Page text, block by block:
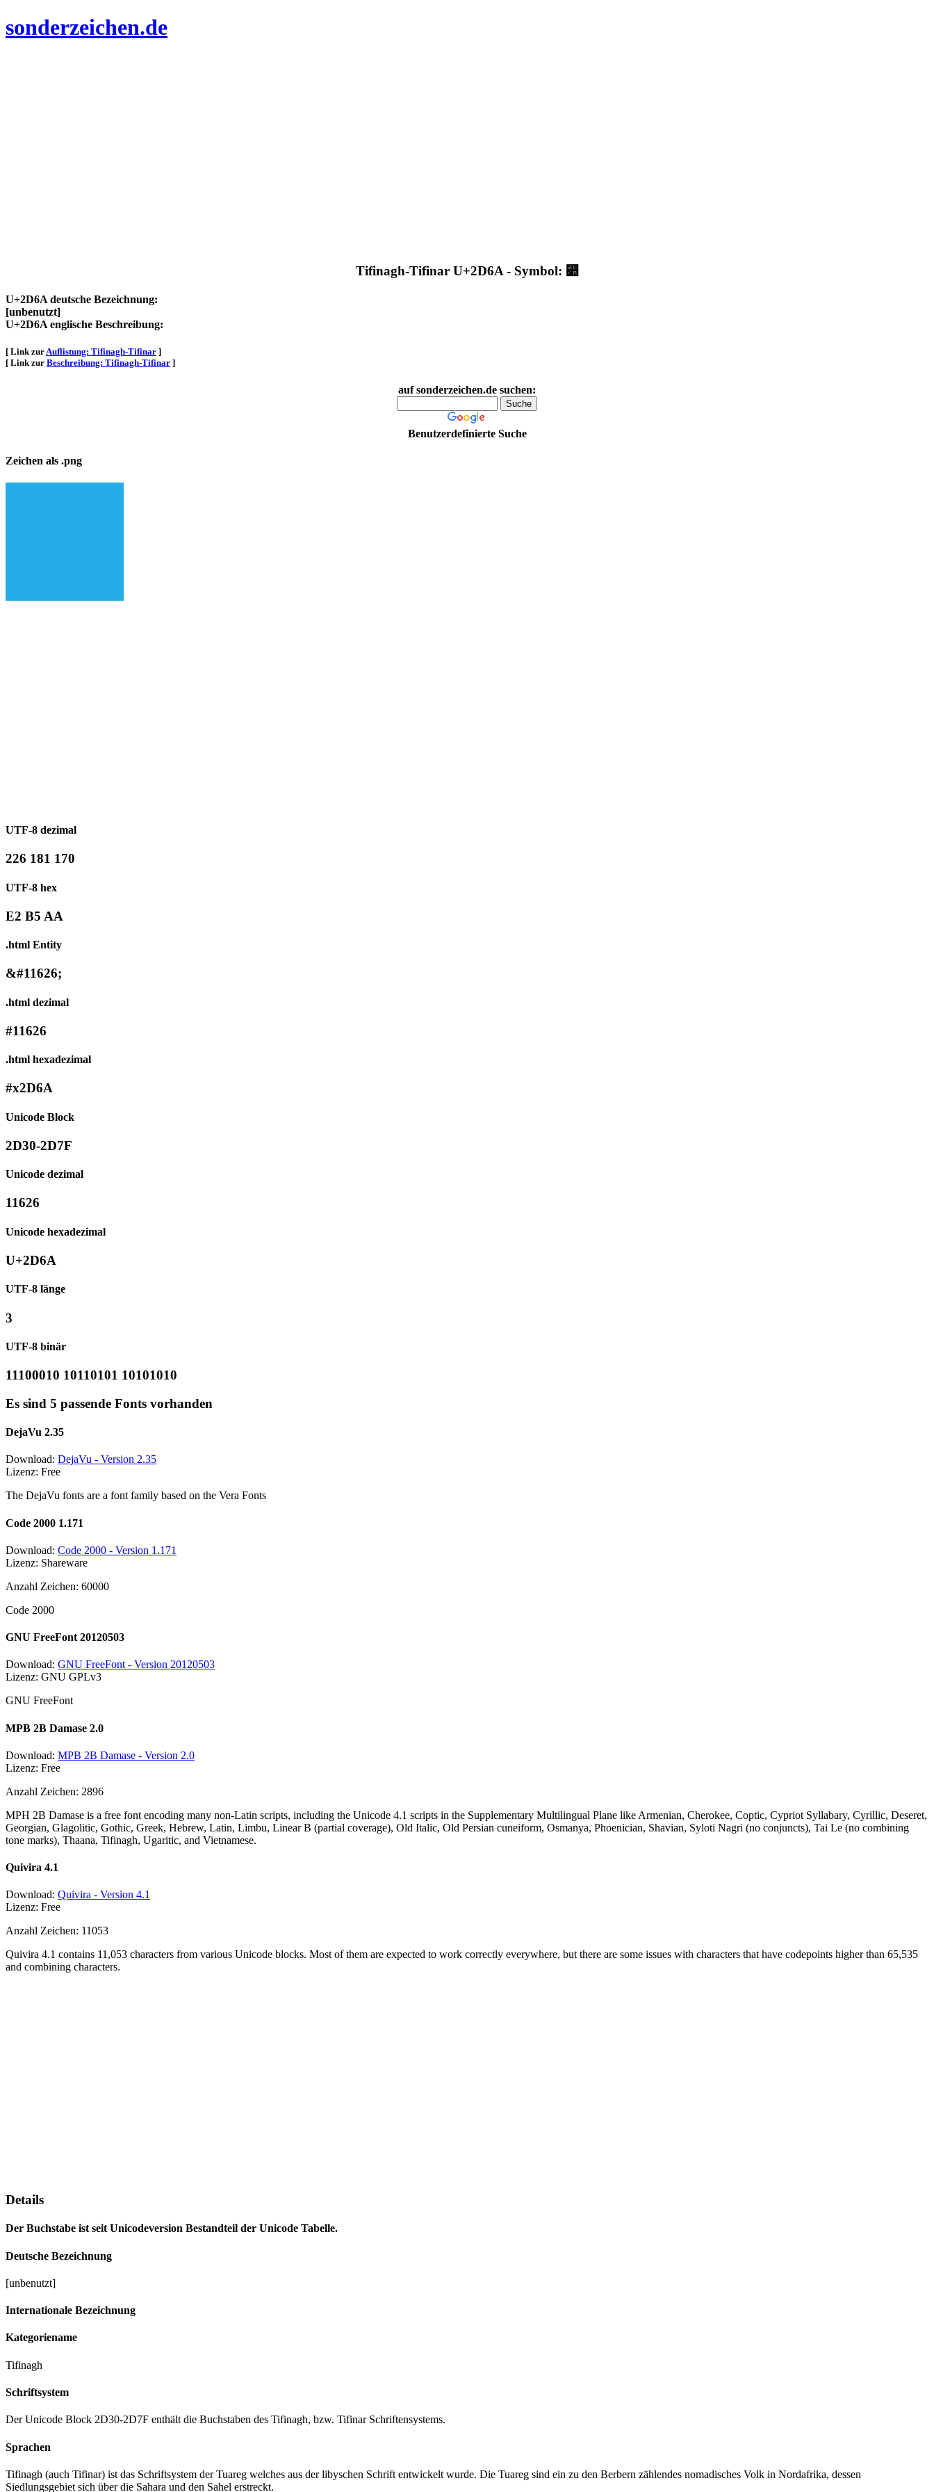
sonderzeichen.de
Tifinagh-Tifinar U+2D6A - Symbol: ⵪
U+2D6A deutsche Bezeichnung:
[unbenutzt]
U+2D6A englische Beschreibung:
[ Link zurAuflistung: Tifinagh-Tifinar ]
[ Link zur Beschreibung: Tifinagh-Tifinar ]
auf sonderzeichen.de suchen:
Benutzerdefinierte Suche
Zeichen als .png
UTF-8 dezimal
226 181 170
UTF-8 hex
E2 B5 AA
.html Entity
&#11626;
.html dezimal
#11626
.html hexadezimal
#x2D6A
Unicode Block
2D30-2D7F
Unicode dezimal
11626
Unicode hexadezimal
U+2D6A
UTF-8 länge
3
UTF-8 binär
11100010 10110101 10101010
Es sind 5 passende Fonts vorhanden
DejaVu 2.35
Download: DejaVu - Version 2.35
Lizenz: Free
The DejaVu fonts are a font family based on the Vera Fonts
Code 2000 1.171
Download: Code 2000 - Version 1.171
Lizenz: Shareware
Anzahl Zeichen: 60000
Code 2000
GNU FreeFont 20120503
Download: GNU FreeFont - Version 20120503
Lizenz: GNU GPLv3
GNU FreeFont
MPB 2B Damase 2.0
Download: MPB 2B Damase - Version 2.0
Lizenz: Free
Anzahl Zeichen: 2896
MPH 2B Damase is a free font encoding many non-Latin scripts, including the Unicode 4.1 scripts in the Supplementary Multilingual Plane like Armenian, Cherokee, Coptic, Cypriot Syllabary, Cyrillic, Deseret,
Georgian, Glagolitic, Gothic, Greek, Hebrew, Latin, Limbu, Linear B (partial coverage), Old Italic, Old Persian cuneiform, Osmanya, Phoenician, Shavian, Syloti Nagri (no conjuncts), Tai Le (no combining
tone marks), Thaana, Tifinagh, Ugaritic, and Vietnamese.
Quivira 4.1
Download: Quivira - Version 4.1
Lizenz: Free
Anzahl Zeichen: 11053
Quivira 4.1 contains 11,053 characters from various Unicode blocks. Most of them are expected to work correctly everywhere, but there are some issues with characters that have codepoints higher than 65,535
and combining characters.
Details
Der Buchstabe ist seit Unicodeversion Bestandteil der Unicode Tabelle.
Deutsche Bezeichnung
[unbenutzt]
Internationale Bezeichnung
Kategoriename
Tifinagh
Schriftsystem
Der Unicode Block 2D30-2D7F enthält die Buchstaben des Tifinagh, bzw. Tifinar Schriftensystems.
Sprachen
Tifinagh (auch Tifinar) ist das Schriftsystem der Tuareg welches aus der libyschen Schrift entwickelt wurde. Die Tuareg sind ein zu den Berbern zählendes nomadisches Volk in Nordafrika, dessen
Siedlungsgebiet sich über die Sahara und den Sahel erstreckt.